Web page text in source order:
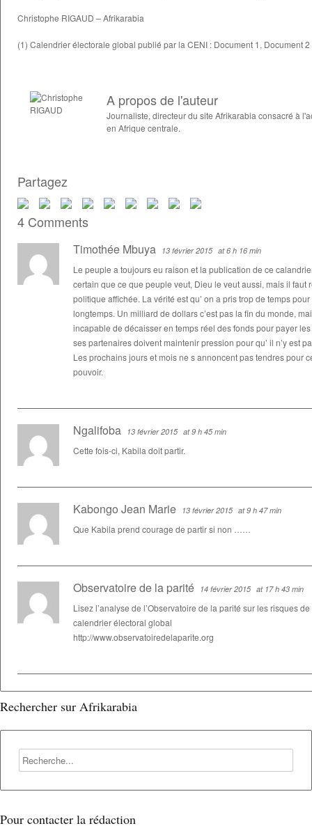
Christophe RIGAUD – Afrikarabia
(1) Calendrier électorale global publié par la CENI : Document 1, Document 2
A propos de l'auteur
Journaliste, directeur du site Afrikarabia consacré à
en Afrique centrale.
Partagez
4 Comments
Timothée Mbuya 13 février 2015 at 6 h 16 min
Le peuple a toujours eu raison et la publication de ce
certain que ce que peuple veut, Dieu le veut aussi, mais il faut
politique affichée. La vérité est qu’ on a pris trop de temps
longtemps. Un milliard de dollars c’est pas la fin du monde,
incapable de décaisser en temps réel des fonds pour payer
ses partenaires doivent maintenir pression pour qu’ il n’y est
Les prochains jours et mois ne s annoncent pas tendres pour
pouvoir.
Ngalifoba 13 février 2015 at 9 h 45 min
Cette fois-ci, Kabila doit partir.
Kabongo Jean Marie 13 février 2015 at 9 h 47 min
Que Kabila prend courage de partir si non ……
Observatoire de la parité 14 février 2015 at 17 h 43 min
Lisez l’analyse de l’Observatoire de la parité sur les risques
calendrier électoral global
http://www.observatoiredelaparite.org
Rechercher sur Afrikarabia
Pour contacter la rédaction